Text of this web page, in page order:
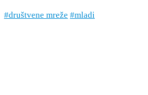
#društvene mreže #mladi